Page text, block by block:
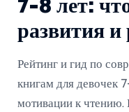
7-8 лет:
развития и
Рейтинг и гид по
книгам для девочек
мотивации к